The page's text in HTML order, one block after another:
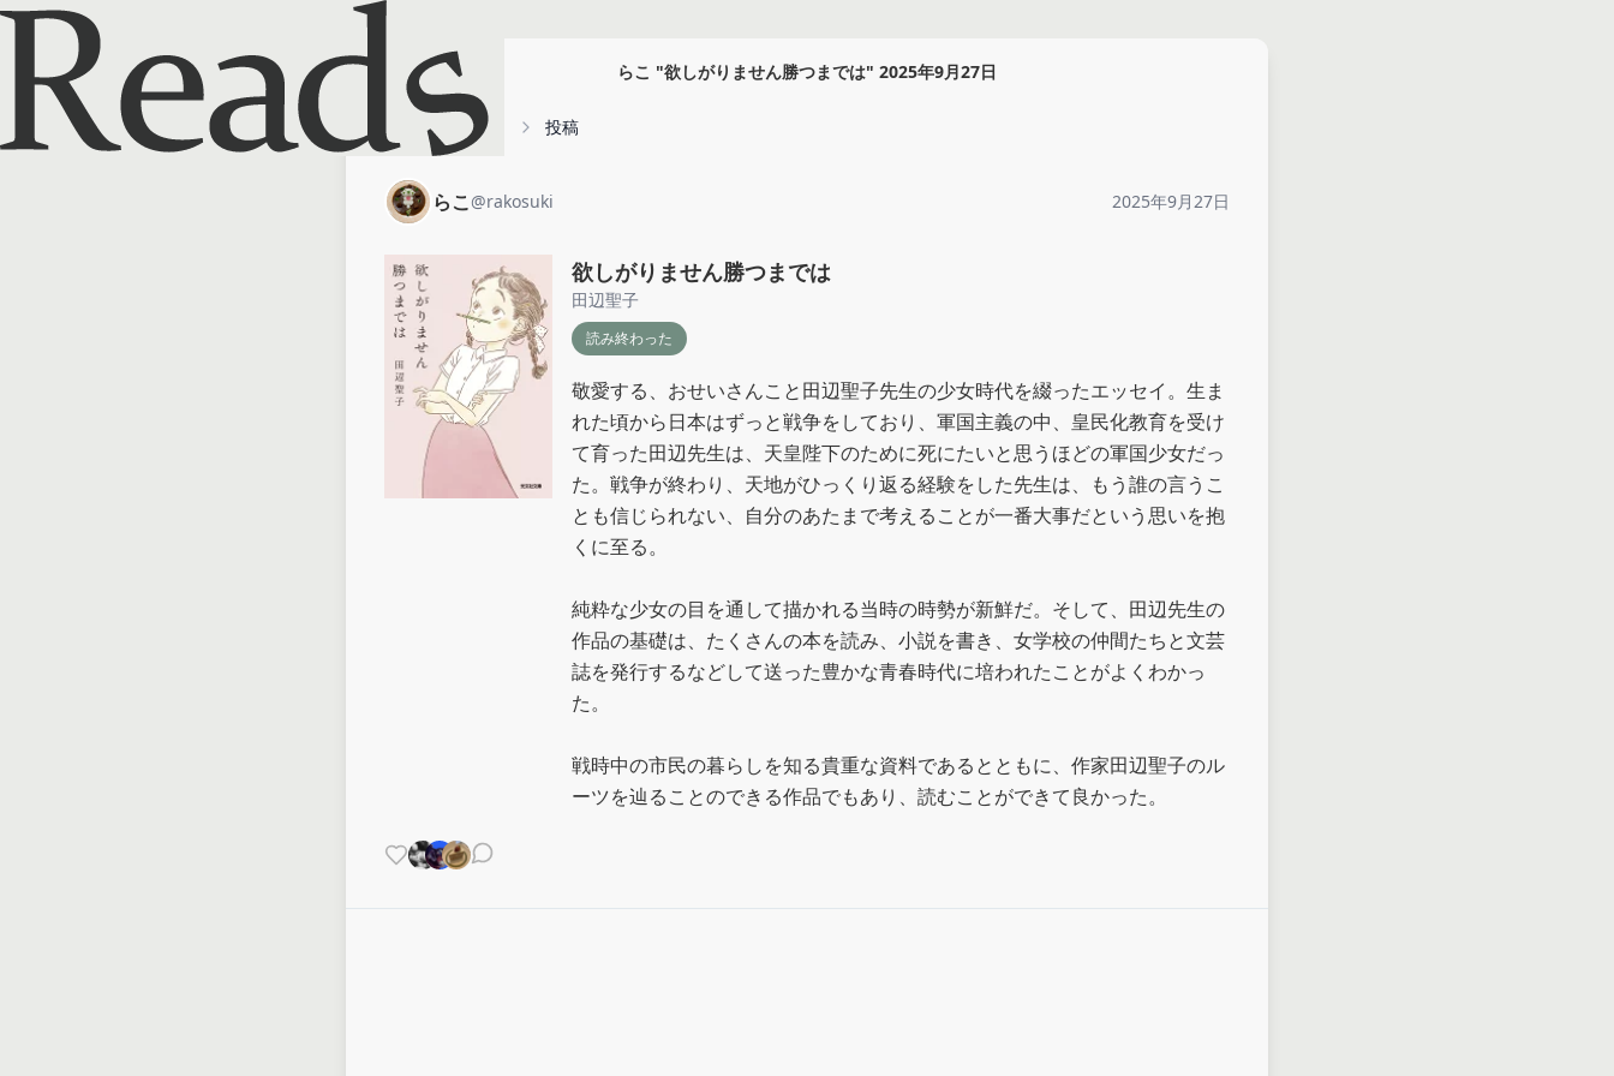
らこ "欲しがりません勝つまでは" 2025年9月27日
らこ 投稿
らこ@rakosuki 2025年9月27日
欲しがりません勝つまでは
田辺聖子
読み終わった
敬愛する、おせいさんこと田辺聖子先生の少女時代を綴ったエッセイ。生ま
れた頃から日本はずっと戦争をしており、軍国主義の中、皇民化教育を受け
て育った田辺先生は、天皇陛下のために死にたいと思うほどの軍国少女だっ
た。戦争が終わり、天地がひっくり返る経験をした先生は、もう誰の言うこ
とも信じられない、自分のあたまで考えることが一番大事だという思いを抱
くに至る。
純粋な少女の目を通して描かれる当時の時勢が新鮮だ。そして、田辺先生の
作品の基礎は、たくさんの本を読み、小説を書き、女学校の仲間たちと文芸
誌を発行するなどして送った豊かな青春時代に培われたことがよくわかっ
た。
戦時中の市民の暮らしを知る貴重な資料であるとともに、作家田辺聖子のル
ーツを辿ることのできる作品でもあり、読むことができて良かった。